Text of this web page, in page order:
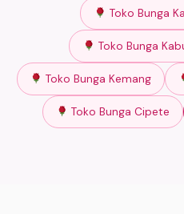
Toko Bunga
Toko Bunga
Toko Bunga Kemang
Toko Bunga Cipete